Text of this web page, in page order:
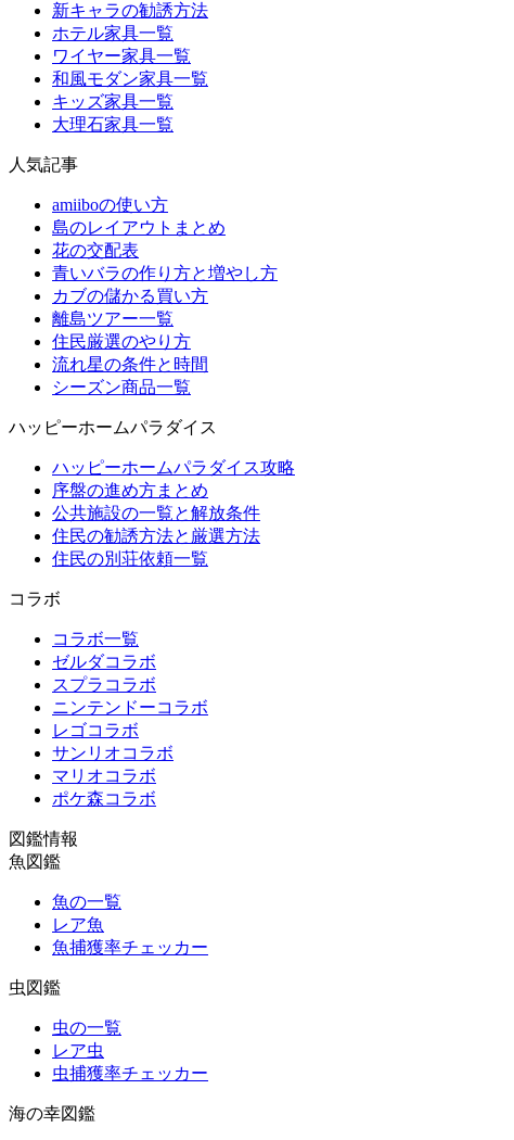
新キャラの勧誘方法
ホテル家具一覧
ワイヤー家具一覧
和風モダン家具一覧
キッズ家具一覧
大理石家具一覧
人気記事
amiiboの使い方
島のレイアウトまとめ
花の交配表
青いバラの作り方と増やし方
カブの儲かる買い方
離島ツアー一覧
住民厳選のやり方
流れ星の条件と時間
シーズン商品一覧
ハッピーホームパラダイス
ハッピーホームパラダイス攻略
序盤の進め方まとめ
公共施設の一覧と解放条件
住民の勧誘方法と厳選方法
住民の別荘依頼一覧
コラボ
コラボ一覧
ゼルダコラボ
スプラコラボ
ニンテンドーコラボ
レゴコラボ
サンリオコラボ
マリオコラボ
ポケ森コラボ
図鑑情報
魚図鑑
魚の一覧
レア魚
魚捕獲率チェッカー
虫図鑑
虫の一覧
レア虫
虫捕獲率チェッカー
海の幸図鑑